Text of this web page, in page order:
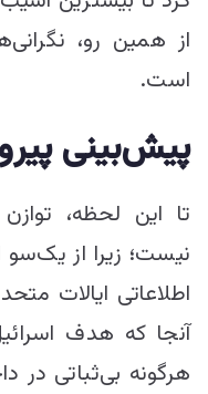
از همین رو،
است.
پیش‌بینی
تا این لحظه،
نیست؛ زیرا از یک‌سو
اطلاعاتی ایالات
آنجا که هدف
هرگونه بی‌ثباتی در